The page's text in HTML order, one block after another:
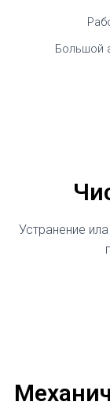
Большой
Устранение